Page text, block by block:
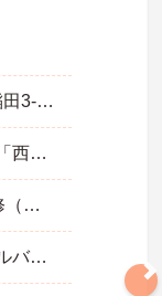
東京都 新宿区 西早稲田3-27-22
東京メトロ副都心線「西早稲田駅」徒歩5分
■介護職員初任者研修（ヘルパー2級）以上
非常勤・パート・アルバイト